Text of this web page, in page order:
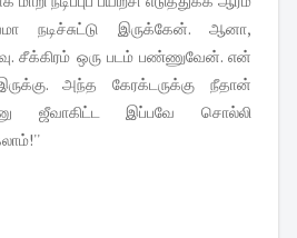
நடிச்சுட்டு இருக்கேன். ஆனா,
சீக்கிரம் ஒரு படம் பண்ணுவேன். என்
அந்த கேரக்டருக்கு நீதான்
ஜீவாகிட்ட இப்பவே சொல்லி